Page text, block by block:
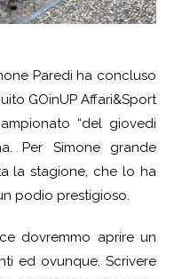
Paredi ha concluso
GOinUP Affari&Sport
“del giovedi
Per Simone grande
la stagione, che lo ha
podio prestigioso.
dovremmo aprire un
ed ovunque. Scrivere